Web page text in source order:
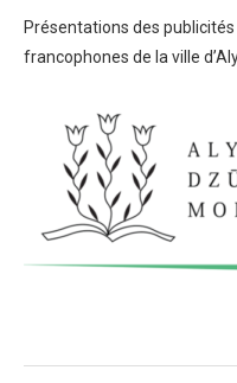
Présentations des
francophones de la ville